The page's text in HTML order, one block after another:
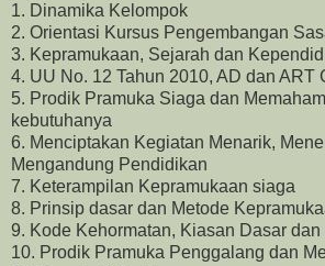
1. Dinamika Kelompok
2. Orientasi Kursus Pengembangan
3. Kepramukaan, Sejarah dan
4. UU No. 12 Tahun 2010, AD dan ART
5. Prodik Pramuka Siaga dan
kebutuhanya
6. Menciptakan Kegiatan Menarik,
Mengandung Pendidikan
7. Keterampilan Kepramukaan siaga
8. Prinsip dasar dan Metode
9. Kode Kehormatan, Kiasan Dasar dan
10. Prodik Pramuka Penggalang dan